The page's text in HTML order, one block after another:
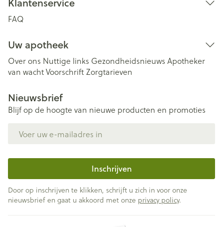
FAQ
Uw apotheek
Over ons Nuttige links Gezondheidsnieuws Apotheker
van wachtVoorschriftZorgtarieven
Nieuwsbrief
Blijf op de hoogte van nieuwe producten en promoties
Inschrijven
Door op inschrijven te klikken, schrijft u zich in voor onze
nieuwsbrief en gaat u akkoord met onze privacy policy.